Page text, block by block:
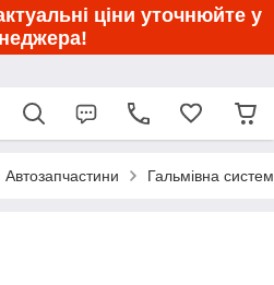
ціни уточнюйте у
Автозапчастини Гальмівна